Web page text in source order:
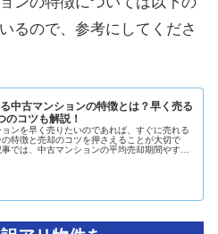
るので、参考にしてくださ
中古マンションの特徴とは？早く売る
のコツも解説！
ンを早く売りたいのであれば、すぐに売れる
特徴と売却のコツを押さえることが大切で
では、中古マンションの平均売却期間やすぐ